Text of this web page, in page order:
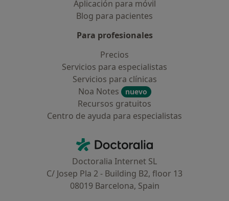
Aplicación para móvil
Blog para pacientes
Para profesionales
Precios
Servicios para especialistas
Servicios para clínicas
Noa Notes
nuevo
Recursos gratuitos
Centro de ayuda para especialistas
Doctoralia - Página de inicio
Doctoralia Internet SL
C/ Josep Pla 2 - Building B2, floor 13
08019 Barcelona, Spain